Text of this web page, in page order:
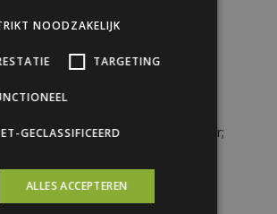
gordingen
m (per 2,5 m oneindig uitbreidbaar;
NOODZAKELIJK
TARGETING
GECLASSIFICEERD
ALLES ACCEPTEREN